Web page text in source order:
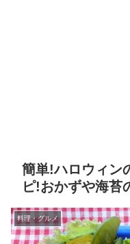
簡単!ハロウィン
ピ!おかずや海苔
料理・グルメ